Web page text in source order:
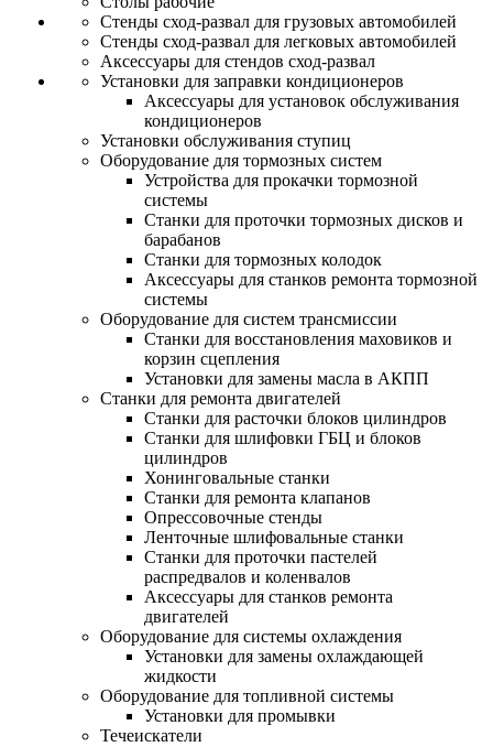
Стенды сход-развал для грузовых автомобилей
Стенды сход-развал для легковых автомобилей
Аксессуары для стендов сход-развал
Установки для заправки кондиционеров
Аксессуары для установок обслуживания
кондиционеров
Установки обслуживания ступиц
Оборудование для тормозных систем
Устройства для прокачки тормозной
системы
Станки для проточки тормозных дисков и
барабанов
Станки для тормозных колодок
Аксессуары для станков ремонта тормозной
системы
Оборудование для систем трансмиссии
Станки для восстановления маховиков и
корзин сцепления
Установки для замены масла в АКПП
Станки для ремонта двигателей
Станки для расточки блоков цилиндров
Станки для шлифовки ГБЦ и блоков
цилиндров
Хонинговальные станки
Станки для ремонта клапанов
Опрессовочные стенды
Ленточные шлифовальные станки
Станки для проточки пастелей
распредвалов и коленвалов
Аксессуары для станков ремонта
двигателей
Оборудование для системы охлаждения
Установки для замены охлаждающей
жидкости
Оборудование для топливной системы
Установки для промывки
Течеискатели